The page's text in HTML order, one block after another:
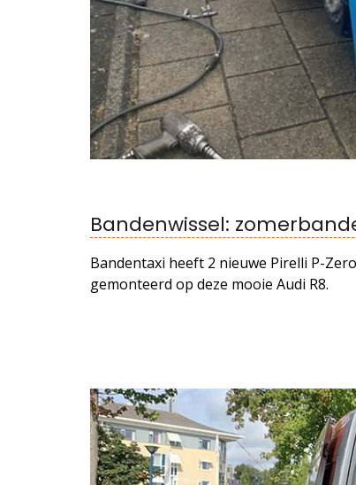
Bandenwissel:
Bandentaxi heeft 2 nieuwe Pirelli P-
gemonteerd op deze mooie Audi R8.